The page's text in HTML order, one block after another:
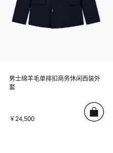
男士绵羊毛单排扣商务休闲西装外
套
￥24,500